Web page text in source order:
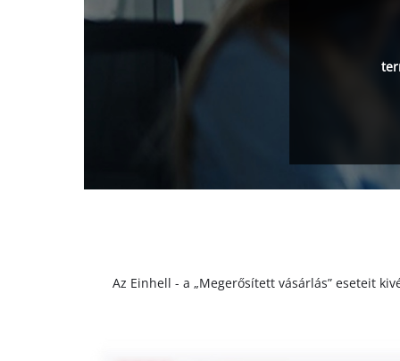
Az Einhell - a „Megerősített vásárlás” eseteit